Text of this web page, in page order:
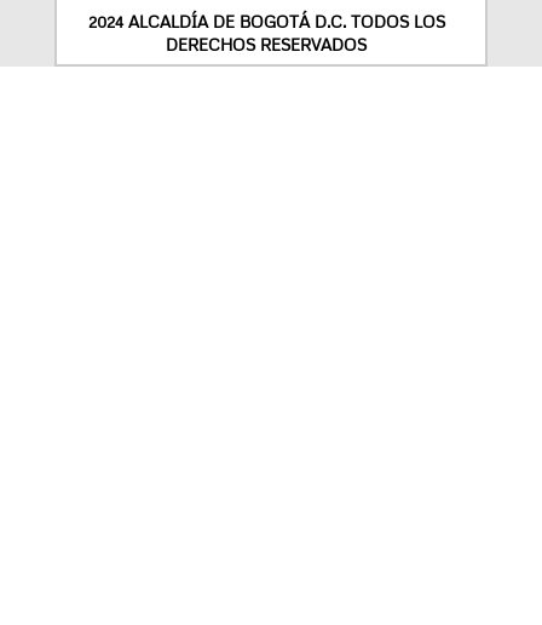
2024 ALCALDÍA DE BOGOTÁ D.C. TODOS LOS
DERECHOS RESERVADOS